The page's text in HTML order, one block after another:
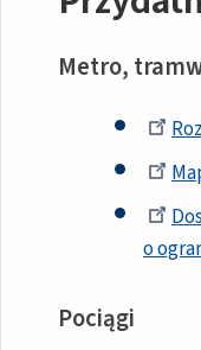
Metro,
o
Pociągi